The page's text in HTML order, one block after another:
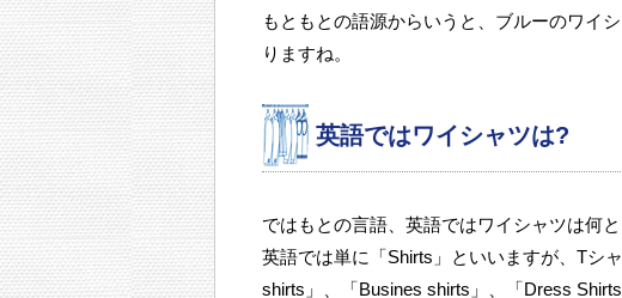
もともとの語源からいうと、ブルーのワイ
りますね。
英語ではワイシャツは?
ではもとの言語、英語ではワイシャツは何
英語では単に「Shirts」といいますが、Tシ
shirts」、「Busines shirts」、「Dress Shirts